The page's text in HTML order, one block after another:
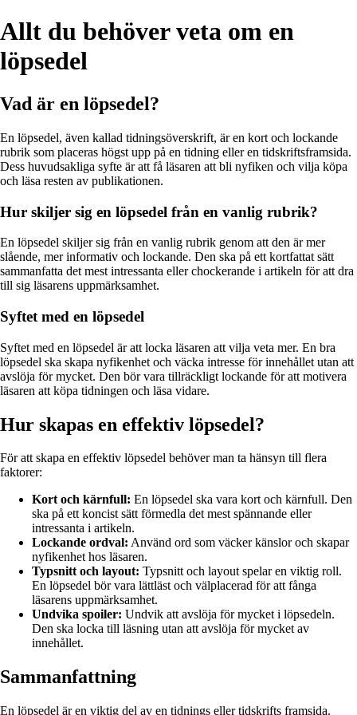
Allt du behöver veta om en
löpsedel
Vad är en löpsedel?
En löpsedel, även kallad tidningsöverskrift, är en kort och lockande
rubrik som placeras högst upp på en tidning eller en tidskriftsframsida.
Dess huvudsakliga syfte är att få läsaren att bli nyfiken och vilja köpa
och läsa resten av publikationen.
Hur skiljer sig en löpsedel från en vanlig rubrik?
En löpsedel skiljer sig från en vanlig rubrik genom att den är mer
slående, mer informativ och lockande. Den ska på ett kortfattat sätt
sammanfatta det mest intressanta eller chockerande i artikeln för att dra
till sig läsarens uppmärksamhet.
Syftet med en löpsedel
Syftet med en löpsedel är att locka läsaren att vilja veta mer. En bra
löpsedel ska skapa nyfikenhet och väcka intresse för innehållet utan att
avslöja för mycket. Den bör vara tillräckligt lockande för att motivera
läsaren att köpa tidningen och läsa vidare.
Hur skapas en effektiv löpsedel?
För att skapa en effektiv löpsedel behöver man ta hänsyn till flera
faktorer:
Kort och kärnfull: En löpsedel ska vara kort och kärnfull. Den
ska på ett koncist sätt förmedla det mest spännande eller
intressanta i artikeln.
Lockande ordval: Använd ord som väcker känslor och skapar
nyfikenhet hos läsaren.
Typsnitt och layout: Typsnitt och layout spelar en viktig roll.
En löpsedel bör vara lättläst och välplacerad för att fånga
läsarens uppmärksamhet.
Undvika spoiler: Undvik att avslöja för mycket i löpsedeln.
Den ska locka till läsning utan att avslöja för mycket av
innehållet.
Sammanfattning
En löpsedel är en viktig del av en tidnings eller tidskrifts framsida.